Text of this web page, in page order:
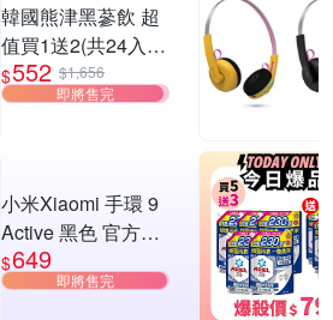
韓國熊津黑蔘飲 超
值買1送2(共24入
組)
$552 $1,656
即將售完
小米Xiaomi 手環 9
Active 黑色 官方旗
艦館
$649
即將售完